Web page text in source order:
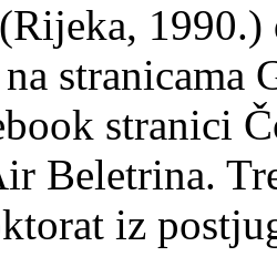
1990.)
stranicama
stranici
Beletrina.
iz